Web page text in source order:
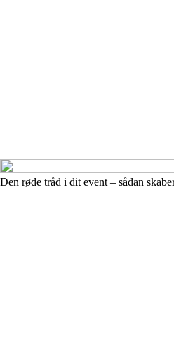
Den røde tråd i dit event – sådan